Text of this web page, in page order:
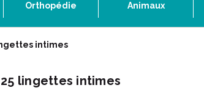
Orthopédie Animaux
intimes
lingettes intimes